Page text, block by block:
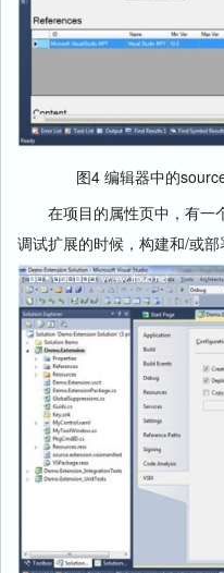
图4 编辑器中的
在项目的属性页中，有一
调试扩展的时候，构建和/或部